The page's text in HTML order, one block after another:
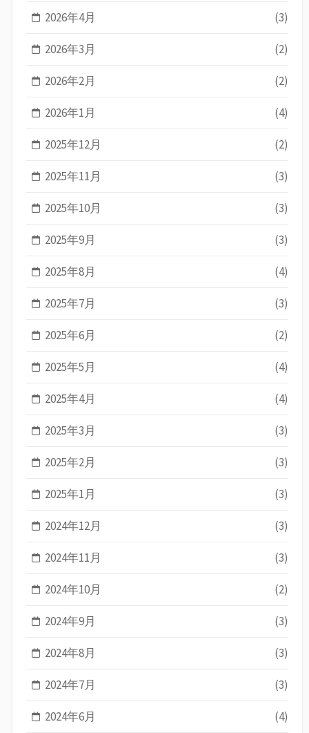
2026年4月 (3)
2026年3月 (2)
2026年2月 (2)
2026年1月 (4)
2025年12月 (2)
2025年11月 (3)
2025年10月 (3)
2025年9月 (3)
2025年8月 (4)
2025年7月 (3)
2025年6月 (2)
2025年5月 (4)
2025年4月 (4)
2025年3月 (3)
2025年2月 (3)
2025年1月 (3)
2024年12月 (3)
2024年11月 (3)
2024年10月 (2)
2024年9月 (3)
2024年8月 (3)
2024年7月 (3)
2024年6月 (4)